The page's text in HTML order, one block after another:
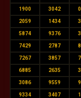
1900 3042
2059 1434
5874 9376
7429 2787
7267 3857
6885 2635
3086 9559
9334 3407